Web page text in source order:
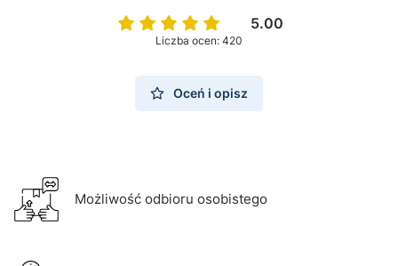
5.00
Liczba ocen: 420
Oceń i opisz
Możliwość odbioru osobistego